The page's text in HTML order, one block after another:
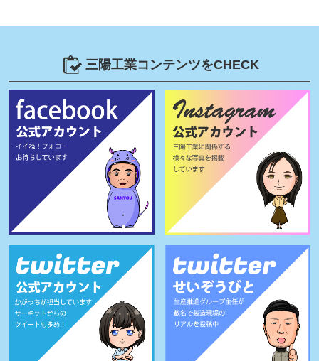
三陽工業コンテンツをCHECK